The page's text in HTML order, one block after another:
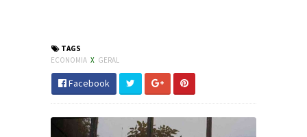
TAGS
ECONOMIA X GERAL
Facebook